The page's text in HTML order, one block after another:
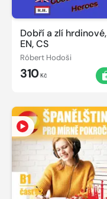
Dobří a zlí hrdinové,
EN, CS
Róbert Hodoši
310Kč